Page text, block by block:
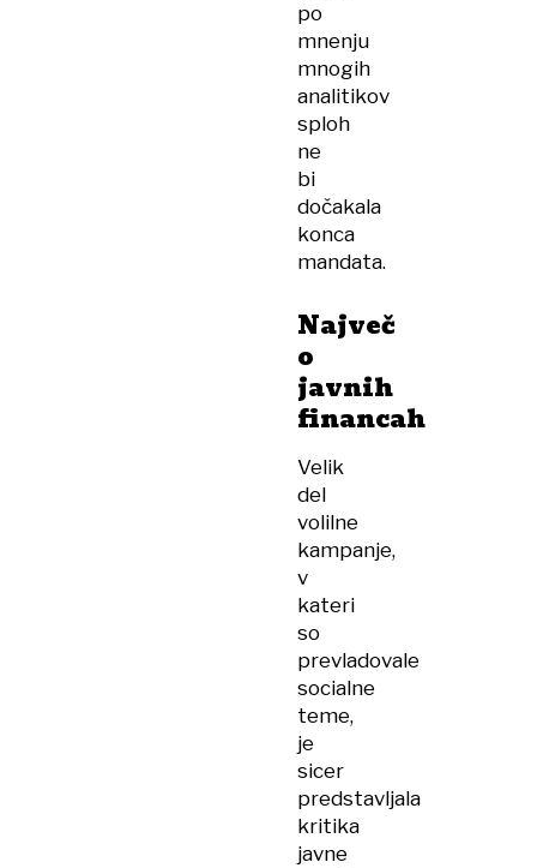
po
mnenju
mnogih
analitikov
sploh
ne
bi
dočakala
konca
mandata.
Največ
o
javnih
financah
Velik
del
volilne
kampanje,
v
kateri
so
prevladovale
socialne
teme,
je
sicer
predstavljala
kritika
javne